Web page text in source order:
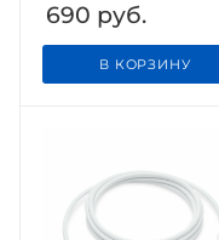
690 руб.
В КОРЗИНУ